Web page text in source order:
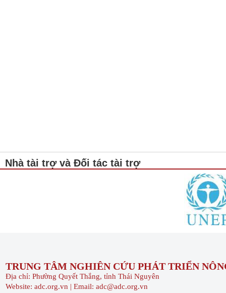
Nhà tài trợ và Đối tác tài trợ
TRUNG TÂM NGHIÊN CỨU PHÁT TRIỂN
Địa chỉ: Phường Quyết Thắng, tỉnh Thái Nguyên
Website: adc.org.vn | Email: adc@adc.org.vn